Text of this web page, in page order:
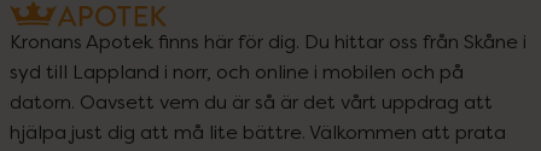
Kronans Apotek finns här för dig. Du hittar oss från Skåne i
syd till Lappland i norr, och online i mobilen och på
datorn. Oavsett vem du är så är det vårt uppdrag att
hjälpa just dig att må lite bättre. Välkommen att prata